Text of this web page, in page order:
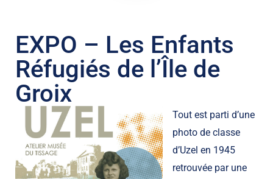
EXPO – Les Enfants
Réfugiés de l’Île de
Groix
Tout est parti d’une
photo de classe
d’Uzel en 1945
retrouvée par une